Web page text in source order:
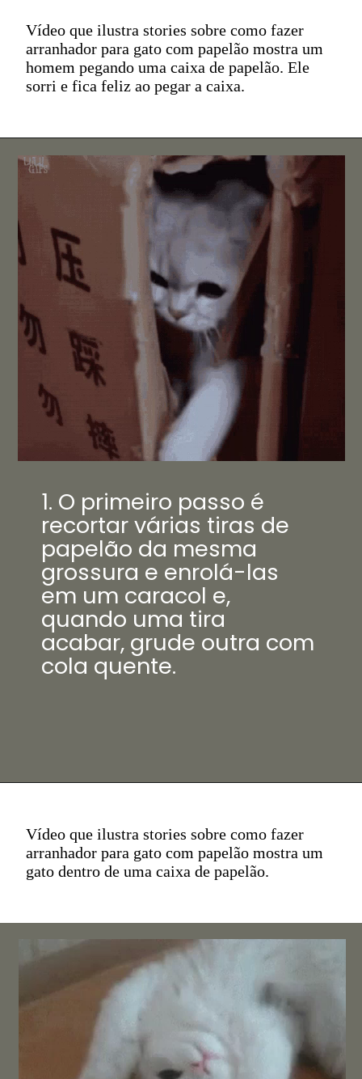
Vídeo que ilustra stories sobre como fazer
arranhador para gato com papelão mostra um
homem pegando uma caixa de papelão. Ele
sorri e fica feliz ao pegar a caixa.
1. O primeiro passo é
recortar várias tiras de
papelão da mesma
grossura e enrolá-las
em um caracol e,
quando uma tira
acabar, grude outra com
cola quente.
Vídeo que ilustra stories sobre como fazer
arranhador para gato com papelão mostra um
gato dentro de uma caixa de papelão.